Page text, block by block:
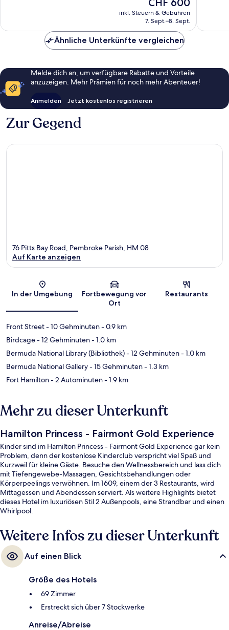
Preis
beträgt
CHF 600
inkl. Steuern & Gebühren
7. Sept.–8. Sept.
Ähnliche Unterkünfte vergleichen
Melde dich an, um verfügbare Rabatte und Vorteile
anzuzeigen. Mehr Prämien für noch mehr Abenteuer!
Anmelden Jetzt kostenlos registrieren
Zur Gegend
Karte
76 Pitts Bay Road, Pembroke Parish, HM 08
Auf Karte anzeigen
In der Umgebung
Fortbewegung vor
Ort
Restaurants
Front Street- 10 Gehminuten- 0.9 km
Birdcage- 12 Gehminuten- 1.0 km
Bermuda National Library (Bibliothek)- 12 Gehminuten- 1.0 km
Bermuda National Gallery- 15 Gehminuten- 1.3 km
Fort Hamilton- 2 Autominuten- 1.9 km
Mehr zu dieser Unterkunft
Hamilton Princess - Fairmont Gold Experience
Kinder sind im Hamilton Princess - Fairmont Gold Experience gar kein
Problem, denn der kostenlose Kinderclub verspricht viel Spaß und
Kurzweil für kleine Gäste. Besuche den Wellnessbereich und lass dich
mit Tiefengewebe-Massagen, Gesichtsbehandlungen oder
Körperpeelings verwöhnen. Im 1609, einem der 3 Restaurants, wird
Mittagessen und Abendessen serviert. Als weitere Highlights bietet
dieses Hotel im luxuriösen Stil 2 Außenpools, eine Strandbar und einen
Whirlpool.
Weitere Infos zu dieser Unterkunft
Auf einen Blick
Größe des Hotels
69 Zimmer
Erstreckt sich über 7 Stockwerke
Anreise/Abreise